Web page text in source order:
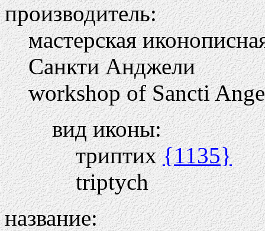
производитель:
мастерская
Санкти Анджели
workshop of Sancti
вид иконы:
триптих{1135}
triptych
название: